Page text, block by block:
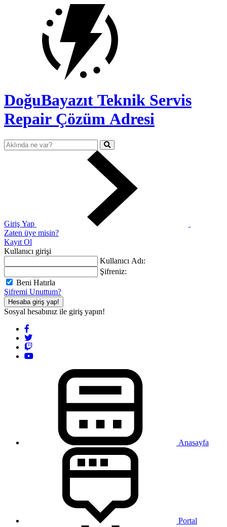
DoğuBayazıt Teknik Servis
Repair Çözüm Adresi
Giriş Yap
Zaten üye misin?
Kayıt Ol
Kullanıcı girişi
Kullanıcı Adı:
Şifreniz:
Beni Hatırla
Şifremi Unuttum?
Hesaba giriş yap!
Sosyal hesabınız ile giriş yapın!
Anasayfa
Portal